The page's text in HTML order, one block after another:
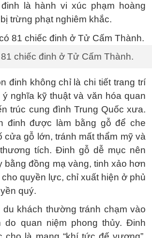
là hành vi xúc phạm hoàng
trừng phạt nghiêm khắc.
chiếc đinh ở Tử Cấm Thành.
đinh không chỉ là chi tiết trang trí
ý nghĩa kỹ thuật và văn hóa quan
trúc cung đình Trung Quốc xưa.
đinh được làm bằng gỗ để che
cửa gỗ lớn, tránh mất thẩm mỹ và
tích. Đinh gỗ dễ mục nên
bằng đồng mạ vàng, tinh xảo hơn
quyền lực, chỉ xuất hiện ở phủ
quý.
khách thường tránh chạm vào
do quan niệm phong thủy. Đinh